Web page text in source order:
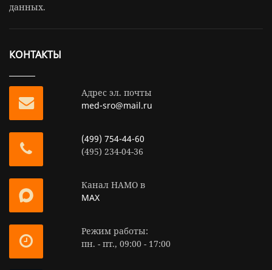
данных.
КОНТАКТЫ
Адрес эл. почты
med-sro@mail.ru
(499) 754-44-60
(495) 234-04-36
Канал НАМО в
MAX
Режим работы:
пн. - пт., 09:00 - 17:00